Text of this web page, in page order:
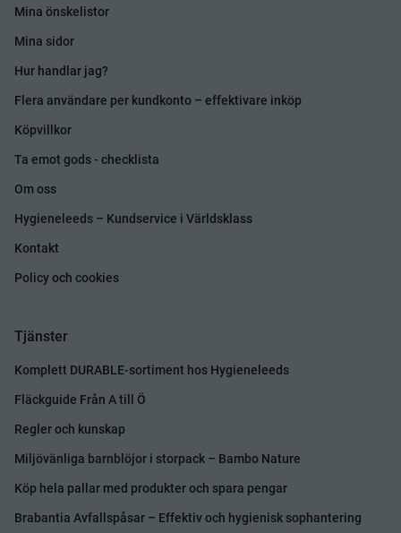
Mina önskelistor
Mina sidor
Hur handlar jag?
Flera användare per kundkonto – effektivare inköp
Köpvillkor
Ta emot gods - checklista
Om oss
Hygieneleeds – Kundservice i Världsklass
Kontakt
Policy och cookies
Tjänster
Komplett DURABLE-sortiment hos Hygieneleeds
Fläckguide Från A till Ö
Regler och kunskap
Miljövänliga barnblöjor i storpack – Bambo Nature
Köp hela pallar med produkter och spara pengar
Brabantia Avfallspåsar – Effektiv och hygienisk sophantering